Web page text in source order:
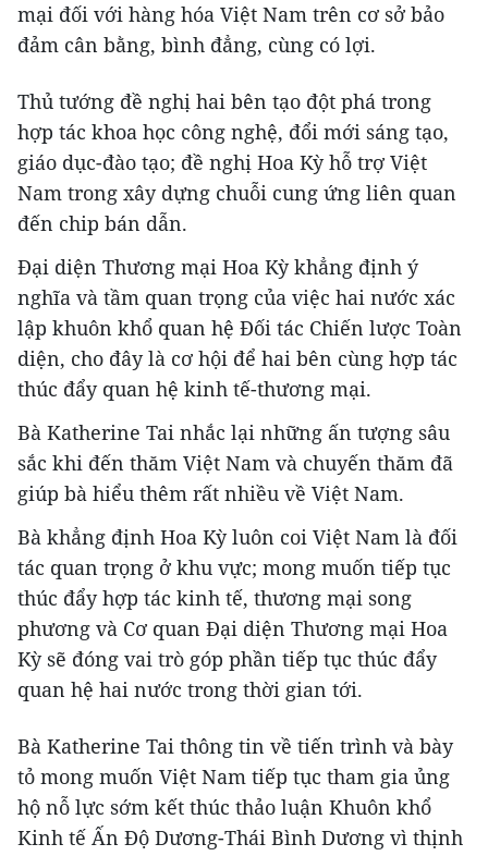
mại đối với hàng hóa Việt Nam trên cơ sở bảo
đảm cân bằng, bình đẳng, cùng có lợi.
Thủ tướng đề nghị hai bên tạo đột phá trong
hợp tác khoa học công nghệ, đổi mới sáng tạo,
giáo dục-đào tạo; đề nghị Hoa Kỳ hỗ trợ Việt
Nam trong xây dựng chuỗi cung ứng liên quan
đến chip bán dẫn.
Đại diện Thương mại Hoa Kỳ khẳng định ý
nghĩa và tầm quan trọng của việc hai nước xác
lập khuôn khổ quan hệ Đối tác Chiến lược Toàn
diện, cho đây là cơ hội để hai bên cùng hợp tác
thúc đẩy quan hệ kinh tế-thương mại.
Bà Katherine Tai nhắc lại những ấn tượng sâu
sắc khi đến thăm Việt Nam và chuyến thăm đã
giúp bà hiểu thêm rất nhiều về Việt Nam.
Bà khẳng định Hoa Kỳ luôn coi Việt Nam là đối
tác quan trọng ở khu vực; mong muốn tiếp tục
thúc đẩy hợp tác kinh tế, thương mại song
phương và Cơ quan Đại diện Thương mại Hoa
Kỳ sẽ đóng vai trò góp phần tiếp tục thúc đẩy
quan hệ hai nước trong thời gian tới.
Bà Katherine Tai thông tin về tiến trình và bày
tỏ mong muốn Việt Nam tiếp tục tham gia ủng
hộ nỗ lực sớm kết thúc thảo luận Khuôn khổ
Kinh tế Ấn Độ Dương-Thái Bình Dương vì thịnh